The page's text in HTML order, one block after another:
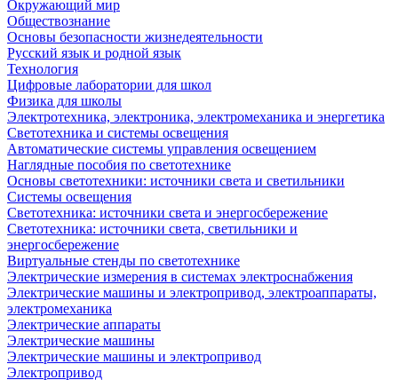
Окружающий мир
Обществознание
Основы безопасности жизнедеятельности
Русский язык и родной язык
Технология
Цифровые лаборатории для школ
Физика для школы
Электротехника, электроника, электромеханика и энергетика
Светотехника и системы освещения
Автоматические системы управления освещением
Наглядные пособия по светотехнике
Основы светотехники: источники света и светильники
Системы освещения
Светотехника: источники света и энергосбережение
Светотехника: источники света, светильники и
энергосбережение
Виртуальные стенды по светотехнике
Электрические измерения в системах электроснабжения
Электрические машины и электропривод, электроаппараты,
электромеханика
Электрические аппараты
Электрические машины
Электрические машины и электропривод
Электропривод